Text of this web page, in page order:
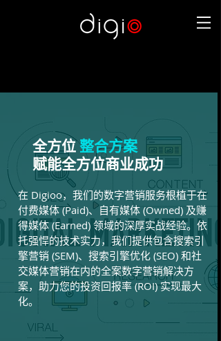
在 Digioo，我们的数字营销服务根植于在
付费媒体 (Paid)、自有媒体 (Owned) 及赚
得媒体 (Earned) 领域的深厚实战经验。依
托强悍的技术实力，我们提供包含搜索引
擎营销 (SEM)、搜索引擎优化 (SEO) 和社
交媒体营销在内的全案数字营销解决方
案，助力您的投资回报率 (ROI) 实现最大
化。
全方位整合方案
赋能全方位商业成功